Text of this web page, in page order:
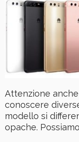
Attenzione
conoscere
modello si
opache.